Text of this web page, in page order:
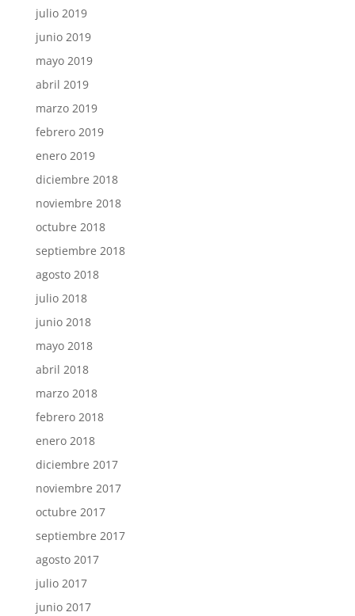
julio 2019
junio 2019
mayo 2019
abril 2019
marzo 2019
febrero 2019
enero 2019
diciembre 2018
noviembre 2018
octubre 2018
septiembre 2018
agosto 2018
julio 2018
junio 2018
mayo 2018
abril 2018
marzo 2018
febrero 2018
enero 2018
diciembre 2017
noviembre 2017
octubre 2017
septiembre 2017
agosto 2017
julio 2017
junio 2017